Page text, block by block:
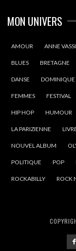
MON UNIVERS
AMOUR ANNE
BLUES BRETAGNE
DANSE DOMINIQUE
FEMMES FESTIVAL
HIP HOP HUMOUR
LA PARIZIENNE
NOUVEL ALBUM
POLITIQUE POP
ROCKABILLY ROCK